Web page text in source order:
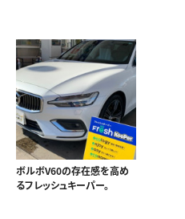
ボルボV60の存在感を高め
るフレッシュキーパー。